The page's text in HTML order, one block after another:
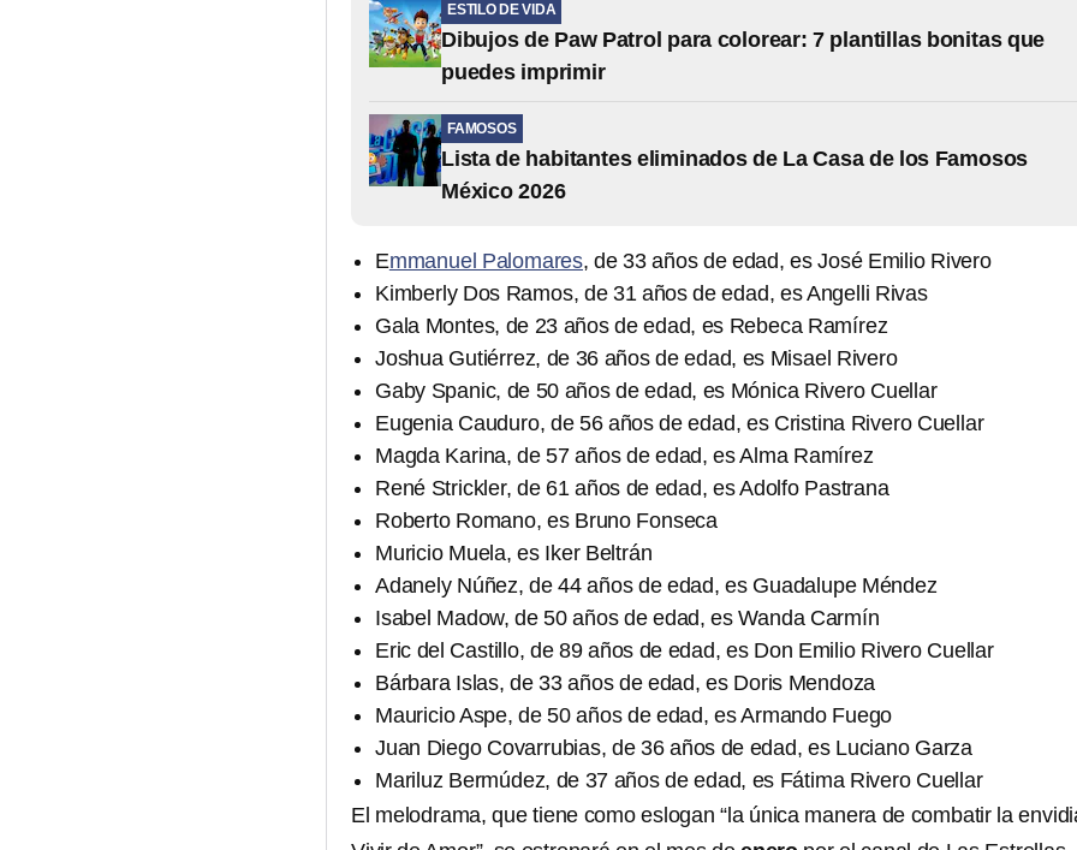
ESTILO DE VIDA
Dibujos de Paw Patrol para colorear: 7 plantillas bonitas que
puedes imprimir
FAMOSOS
Lista de habitantes eliminados de La Casa de los Famosos
México 2026
Emmanuel Palomares, de 33 años de edad, es José Emilio Rivero
Kimberly Dos Ramos, de 31 años de edad, es Angelli Rivas
Gala Montes, de 23 años de edad, es Rebeca Ramírez
Joshua Gutiérrez, de 36 años de edad, es Misael Rivero
Gaby Spanic, de 50 años de edad, es Mónica Rivero Cuellar
Eugenia Cauduro, de 56 años de edad, es Cristina Rivero Cuellar
Magda Karina, de 57 años de edad, es Alma Ramírez
René Strickler, de 61 años de edad, es Adolfo Pastrana
Roberto Romano, es Bruno Fonseca
Muricio Muela, es Iker Beltrán
Adanely Núñez, de 44 años de edad, es Guadalupe Méndez
Isabel Madow, de 50 años de edad, es Wanda Carmín
Eric del Castillo, de 89 años de edad, es Don Emilio Rivero Cuellar
Bárbara Islas, de 33 años de edad, es Doris Mendoza
Mauricio Aspe, de 50 años de edad, es Armando Fuego
Juan Diego Covarrubias, de 36 años de edad, es Luciano Garza
Mariluz Bermúdez, de 37 años de edad, es Fátima Rivero Cuellar
El melodrama, que tiene como eslogan “la única manera de combatir la